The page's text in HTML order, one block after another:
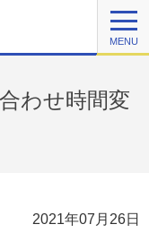
MENU
わせ時間変
2021年07月26日